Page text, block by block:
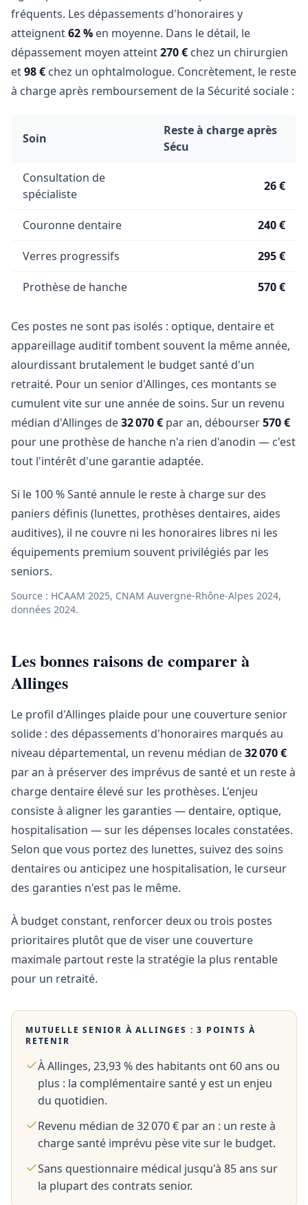
fréquents. Les dépassements d'honoraires y
atteignent62 % en moyenne. Dans le détail, le
dépassement moyen atteint270 € chez un chirurgien
et98 € chez un ophtalmologue. Concrètement, le reste
à charge après remboursement de la Sécurité sociale :
Soin
Reste à charge après
Sécu
Consultation de
spécialiste
26 €
Couronne dentaire 240 €
Verres progressifs 295 €
Prothèse de hanche 570 €
Ces postes ne sont pas isolés : optique, dentaire et
appareillage auditif tombent souvent la même année,
alourdissant brutalement le budget santé d'un
retraité. Pour un senior d'Allinges, ces montants se
cumulent vite sur une année de soins. Sur un revenu
médian d'Allinges de32 070 € par an, débourser570 €
pour une prothèse de hanche n'a rien d'anodin — c'est
tout l'intérêt d'une garantie adaptée.
Si le 100 % Santé annule le reste à charge sur des
paniers définis (lunettes, prothèses dentaires, aides
auditives), il ne couvre ni les honoraires libres ni les
équipements premium souvent privilégiés par les
seniors.
Source : HCAAM 2025, CNAM Auvergne-Rhône-Alpes 2024,
données 2024.
Les bonnes raisons de comparer à
Allinges
Le profil d'Allinges plaide pour une couverture senior
solide : des dépassements d'honoraires marqués au
niveau départemental, un revenu médian de32 070 €
par an à préserver des imprévus de santé et un reste à
charge dentaire élevé sur les prothèses. L'enjeu
consiste à aligner les garanties — dentaire, optique,
hospitalisation — sur les dépenses locales constatées.
Selon que vous portez des lunettes, suivez des soins
dentaires ou anticipez une hospitalisation, le curseur
des garanties n'est pas le même.
À budget constant, renforcer deux ou trois postes
prioritaires plutôt que de viser une couverture
maximale partout reste la stratégie la plus rentable
pour un retraité.
MUTUELLE SENIOR ÀALLINGES : 3 POINTS À
RETENIR
À Allinges, 23,93 % des habitants ont 60 ans ou
plus : la complémentaire santé y est un enjeu
du quotidien.
Revenu médian de 32 070 € par an : un reste à
charge santé imprévu pèse vite sur le budget.
Sans questionnaire médical jusqu'à 85 ans sur
la plupart des contrats senior.